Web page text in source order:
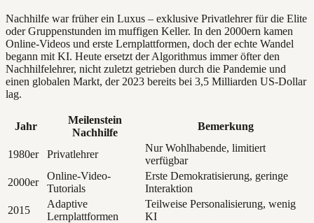
Nachhilfe war früher ein Luxus – exklusive Privatlehrer für die Elite
oder Gruppenstunden im muffigen Keller. In den 2000ern kamen
Online-Videos und erste Lernplattformen, doch der echte Wandel
begann mit KI. Heute ersetzt der Algorithmus immer öfter den
Nachhilfelehrer, nicht zuletzt getrieben durch die Pandemie und
einen globalen Markt, der 2023 bereits bei 3,5 Milliarden US-Dollar
lag.
Jahr
Meilenstein
Nachhilfe
Bemerkung
1980er Privatlehrer
Nur Wohlhabende, limitiert
verfügbar
2000er
Online-Video-
Tutorials
Erste Demokratisierung, geringe
Interaktion
2015
Adaptive
Lernplattformen
Teilweise Personalisierung, wenig
KI